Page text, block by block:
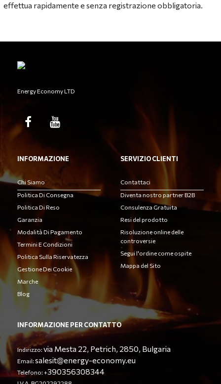
effettua rapidamente e senza registrazione obbligatoria.
Energy Economy LTD
INFORMAZIONE
Chi Siamo
Politica Di Consegna
Politica Di Reso
Garanzia
Modalità Di Pagamento
Termini E Condizioni
Politica Sulla Riservatezza
Gestione Dei Cookie
Marche
Blog
SERVIZIO CLIENTI
Contattaci
Diventa nostro partner B2B
Consulenza Gratuita
Resi del prodotto
Risoluzione online delle
controversie
Segui l'ordine come ospite
Mappa del Sito
INFORMAZIONE PER CONTATTO
Indirizzo:via Mesta 22, Petrich, 2850, Bulgaria
Email:salesit@energy-economy.eu
Telefono: +390356308344